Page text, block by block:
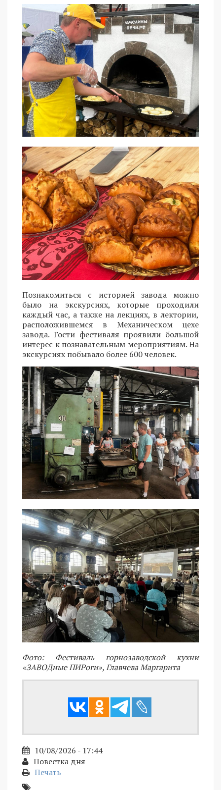
Познакомиться с историей завода можно
было на экскурсиях, которые проходили
каждый час, а также на лекциях, в лектории,
расположившемся в Механическом цехе
завода. Гости фестиваля проявили большой
интерес к познавательным мероприятиям. На
экскурсиях побывало более 600 человек.
Фото: Фестиваль горнозаводской кухни
«ЗАВОДные ПИРоги», Главчева Маргарита
10/08/2026 - 17:44
Повестка дня
Печать